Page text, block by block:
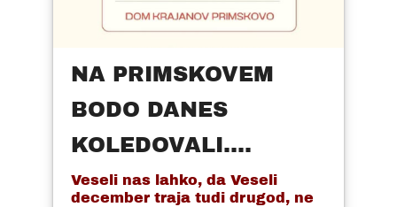
NA PRIMSKOVEM
BODO DANES
KOLEDOVALI....
Veseli nas lahko, da Veseli
december traja tudi drugod, ne